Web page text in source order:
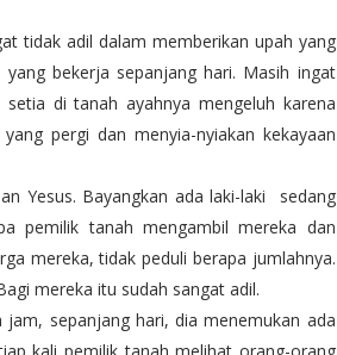
tidak adil dalam memberikan upah yang
bekerja sepanjang hari. Masih ingat
di tanah ayahnya mengeluh karena
pergi dan menyia-nyiakan kekayaan
Yesus. Bayangkan ada laki-laki sedang
pemilik tanah mengambil mereka dan
mereka, tidak peduli berapa jumlahnya.
mereka itu sudah sangat adil.
sepanjang hari, dia menemukan ada